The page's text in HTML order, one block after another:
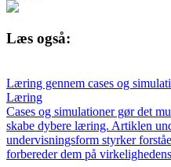
Læs også:
Læring gennem cases og
Læring
Cases og simulationer gør det
skabe dybere læring. Artiklen
undervisningsform styrker
forbereder dem på